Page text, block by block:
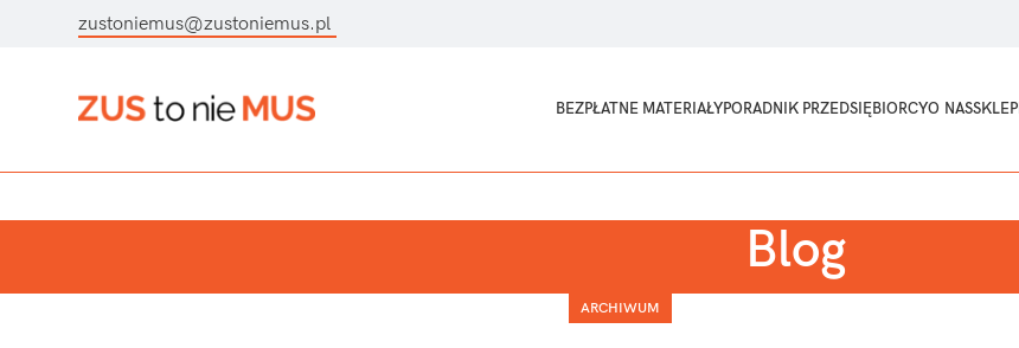
zustoniemus@zustoniemus.pl
BEZPŁATNE MATERIAŁYPORADNIK PRZEDSIĘBIORCYO NASSKLEP
Blog
ARCHIWUM